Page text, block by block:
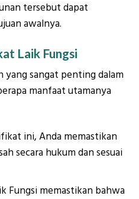
tersebut dapat
awalnya.
Laik Fungsi
sangat penting dalam
manfaat utamanya
ini, Anda memastikan
secara hukum dan sesuai
Fungsi memastikan bahwa